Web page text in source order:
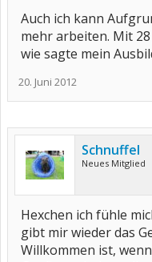
Auch ich kann
mehr arbeiten. Mit
wie sagte mein
20. Juni 2012
Schnuffel
Neues Mitglied
Hexchen ich fühle
gibt mir wieder das
Willkommen ist,